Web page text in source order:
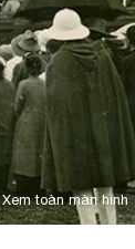
Xem toàn màn hình